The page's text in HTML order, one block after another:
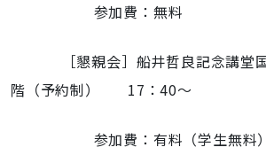
参加費：無料
［懇親会］船井哲良記念講堂国
階（予約制） 17：40～
参加費：有料（学生無料）